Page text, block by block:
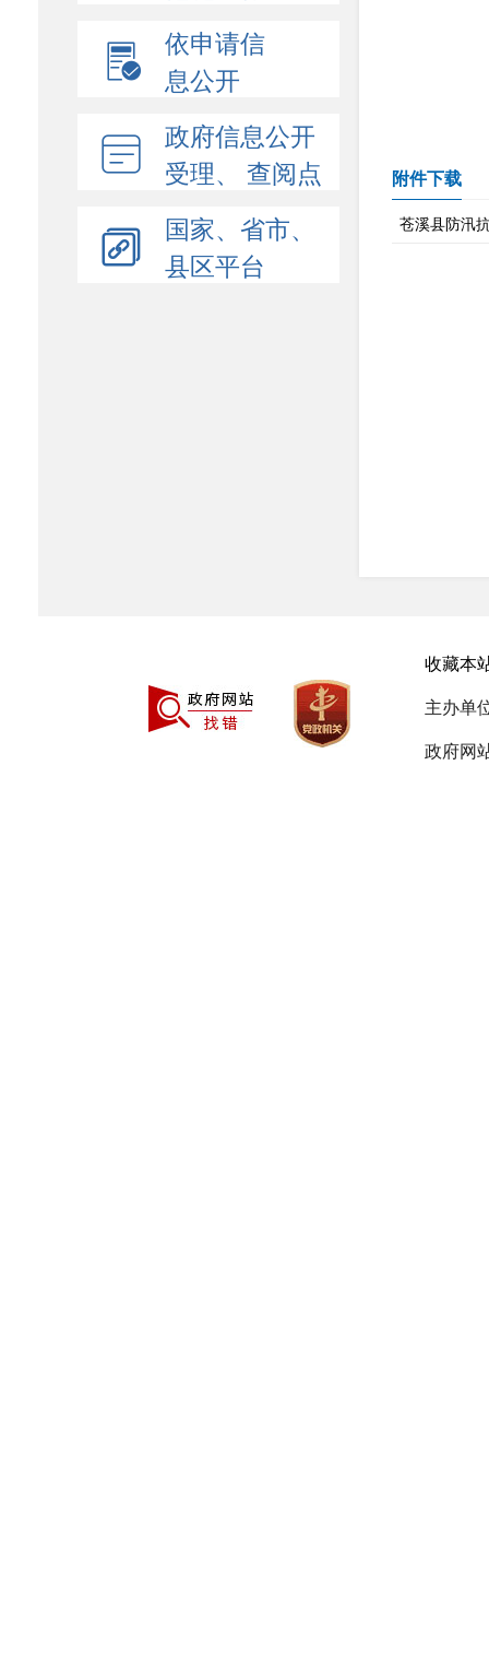
依申请信
息公开
政府信息公开
受理、 查阅点
国家、省市、
县区平台
附件下载
苍溪县防汛
收藏本
主办单
政府网